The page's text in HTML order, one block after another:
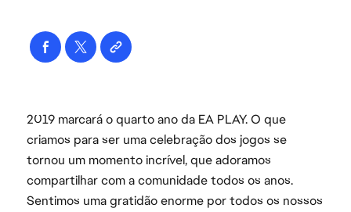
2019 marcará o quarto ano da EA PLAY. O que
criamos para ser uma celebração dos jogos se
tornou um momento incrível, que adoramos
compartilhar com a comunidade todos os anos.
Sentimos uma gratidão enorme por todos os nossos